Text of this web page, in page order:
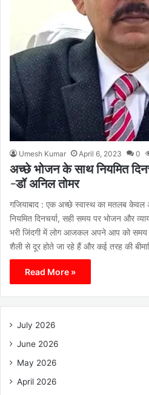
Umesh Kumar April 6, 2023 0
अच्छे भोजन के साथ नियमित
-डॉ अनिल तोमर
गजियाबाद : एक अच्छे स्वास्थ का मतलब केवल
नियमित दिनचर्या, सही समय पर भोजन और
भरी जिंदगी में लोग आजकल अपने आप को समय
शैली से दूर होते जा रहे हैं और कई तरह की
Read More »
July 2026
June 2026
May 2026
April 2026